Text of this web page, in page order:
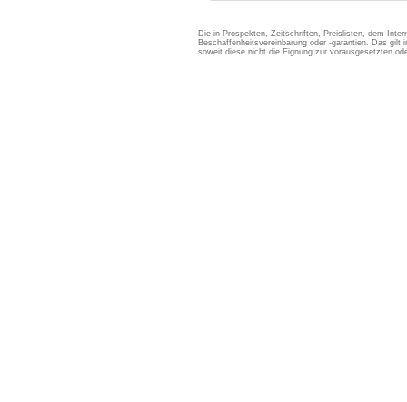
Die in Prospekten, Zeitschriften, Preislisten, dem
Beschaffenheitsvereinbarung oder -garantien. Das
soweit diese nicht die Eignung zur vorausgesetzten